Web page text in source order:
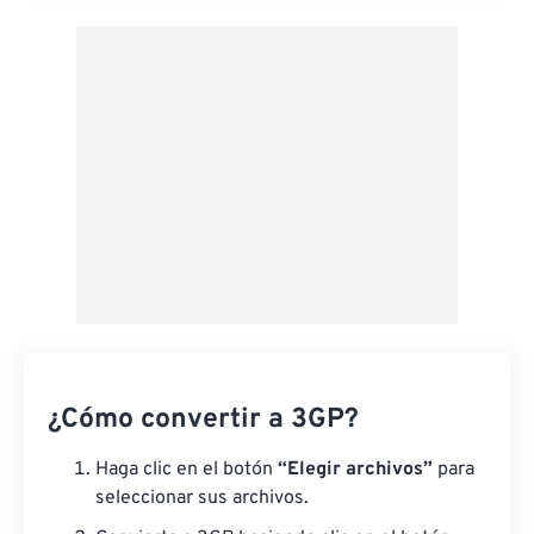
¿Cómo convertir a 3GP?
Haga clic en el botón “Elegir archivos” para
seleccionar sus archivos.